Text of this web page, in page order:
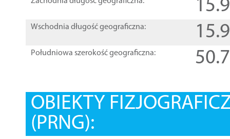
Wschodnia długość geograficzna:
Południowa szerokość geograficzna:
OBIEKTY
(PRNG):